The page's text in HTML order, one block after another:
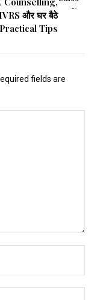
IVRS और घर बैठे
Practical Tips
fields are